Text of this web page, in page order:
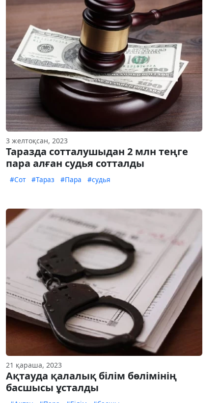
3 желтоқсан, 2023
Таразда сотталушыдан 2 млн теңге
пара алған судья сотталды
#Сот #Тараз #Пара #судья
21 қараша, 2023
Ақтауда қалалық білім бөлімінің
басшысы ұсталды